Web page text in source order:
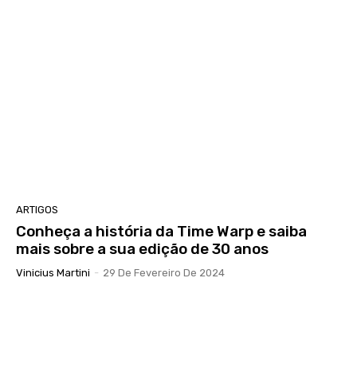
ARTIGOS
Conheça a história da Time Warp e saiba
mais sobre a sua edição de 30 anos
Vinicius Martini - 29 De Fevereiro De 2024